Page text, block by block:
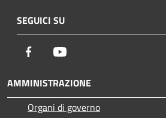
SEGUICI SU
Facebook
AMMINISTRAZIONE
Organi di governo